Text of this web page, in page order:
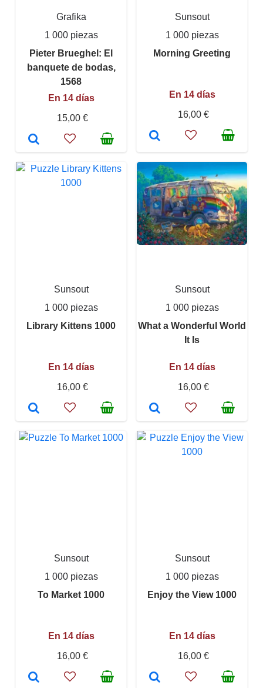
Grafika
1 000 piezas
Pieter Brueghel: El
banquete de bodas,
1568
En 14 días
15,00 €
Sunsout
1 000 piezas
Morning Greeting
En 14 días
16,00 €
Sunsout
1 000 piezas
Library Kittens 1000
En 14 días
16,00 €
Sunsout
1 000 piezas
What a Wonderful World
It Is
En 14 días
16,00 €
Sunsout
1 000 piezas
To Market 1000
En 14 días
16,00 €
Sunsout
1 000 piezas
Enjoy the View 1000
En 14 días
16,00 €